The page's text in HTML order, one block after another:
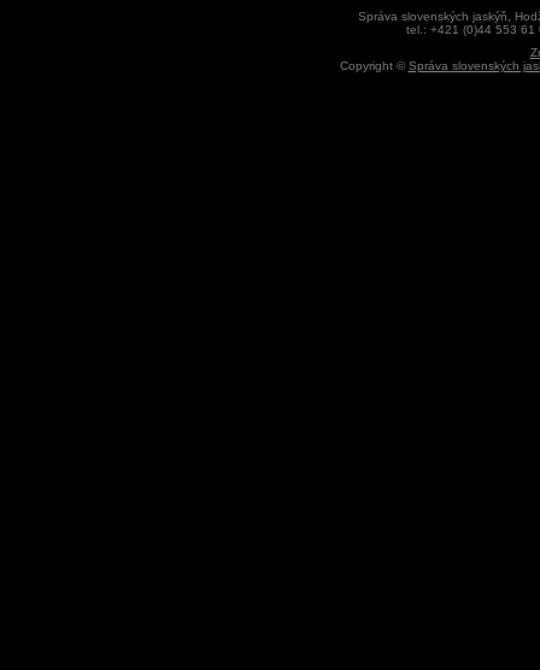
Správa slovenských jaskýň,
tel.: +421 (0)44 553
Copyright ©Správa slovenských